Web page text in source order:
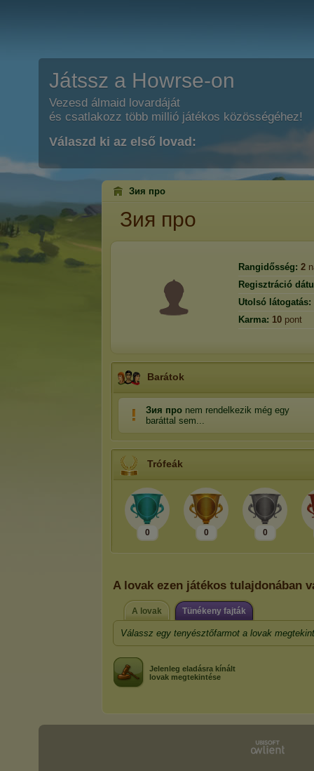
Játssz a Howrse-on
Vezesd álmaid lovardáját
és csatlakozz több millió játékos közösségéhez!
Válaszd ki az első lovad:
Зия про
Зия про
Rangidősség: 2
Regisztráció
Utolsó látogatás:
Karma: 10 pont
Barátok
Зия про nem rendelkezik még egy
baráttal sem...
Trófeák
0 0 0
A lovak ezen játékos tulajdonában
A lovak Tünékeny fajták
Válassz egy tenyésztőfarmot a lovak
Jelenleg eladásra kínált
lovak megtekintése